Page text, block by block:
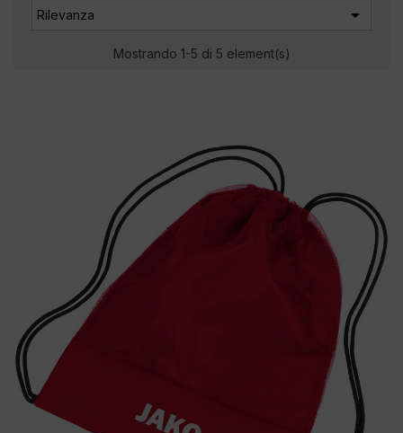
Rilevanza 
Mostrando 1-5 di 5 element(s)